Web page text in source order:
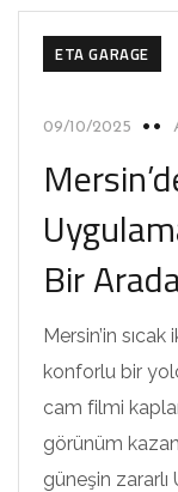
ETA GARAGE
09/10/2025
Bir
Mersin’in
konforlu bir
cam filmi
görünüm
güneşin zararlı